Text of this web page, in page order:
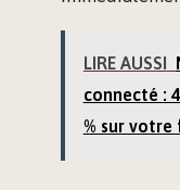
LIRE AUSSI
connecté :
% sur votre